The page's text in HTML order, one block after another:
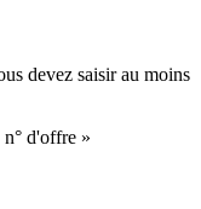
devez saisir au moins
d'offre »